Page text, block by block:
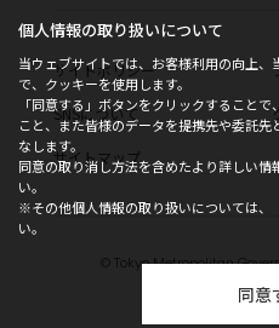
個人情報の取り扱いについて
当ウェブサイトでは、お客様利用の向上
で、クッキーを使用します。
「同意する」ボタンをクリックすること
こと、また皆様のデータを提携先や委託
なします。
同意の取り消し方法を含めたより詳しい情
い。
※その他個人情報の取り扱いについては、
い。
同意
サイトポリシー
SNSについて
サイトマップ
© Tokyo Metropolitan
All rights